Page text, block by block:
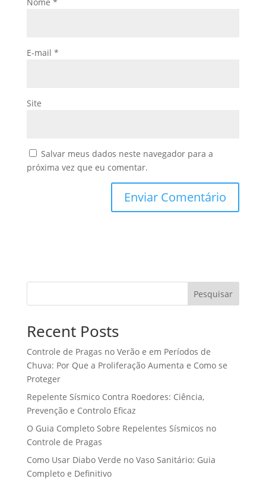
Nome *
E-mail *
Site
Salvar meus dados neste navegador para a
próxima vez que eu comentar.
Pesquisar
Recent Posts
Controle de Pragas no Verão e em Períodos de
Chuva: Por Que a Proliferação Aumenta e Como se
Proteger
Repelente Sísmico Contra Roedores: Ciência,
Prevenção e Controlo Eficaz
O Guia Completo Sobre Repelentes Sísmicos no
Controle de Pragas
Como Usar Diabo Verde no Vaso Sanitário: Guia
Completo e Definitivo